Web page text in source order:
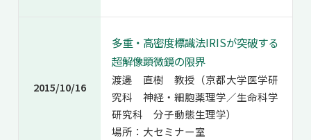
2015/10/16
多重・高密度標識法IRISが突破する
超解像顕微鏡の限界
渡邊 直樹 教授（京都大学医学研
究科 神経・細胞薬理学／生命科学
研究科 分子動態生理学）
場所：大セミナー室